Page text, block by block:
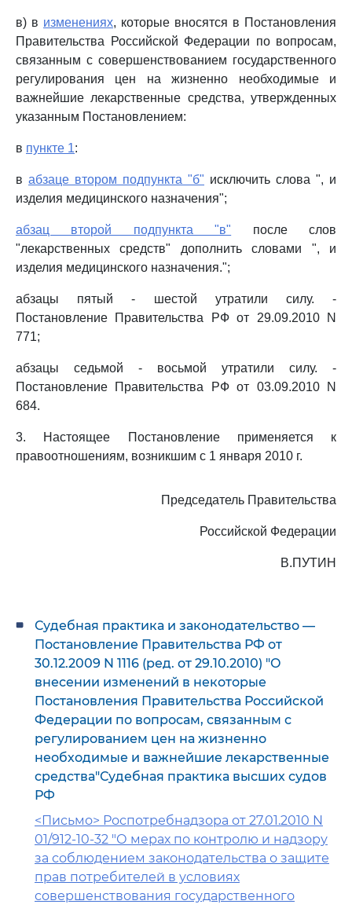
в) в изменениях, которые вносятся в Постановления
Правительства Российской Федерации по вопросам,
связанным с совершенствованием государственного
регулирования цен на жизненно необходимые и
важнейшие лекарственные средства, утвержденных
указанным Постановлением:
в пункте 1:
в абзаце втором подпункта "б" исключить слова ", и
изделия медицинского назначения";
абзац второй подпункта "в" после слов
"лекарственных средств" дополнить словами ", и
изделия медицинского назначения.";
абзацы пятый - шестой утратили силу. -
Постановление Правительства РФ от 29.09.2010 N
771;
абзацы седьмой - восьмой утратили силу. -
Постановление Правительства РФ от 03.09.2010 N
684.
3. Настоящее Постановление применяется к
правоотношениям, возникшим с 1 января 2010 г.
Председатель Правительства
Российской Федерации
В.ПУТИН
Судебная практика и законодательство —
Постановление Правительства РФ от
30.12.2009 N 1116 (ред. от 29.10.2010) "О
внесении изменений в некоторые
Постановления Правительства Российской
Федерации по вопросам, связанным с
регулированием цен на жизненно
необходимые и важнейшие лекарственные
средства"Судебная практика высших судов
РФ
<Письмо> Роспотребнадзора от 27.01.2010 N
01/912-10-32 "О мерах по контролю и надзору
за соблюдением законодательства о защите
прав потребителей в условиях
совершенствования государственного